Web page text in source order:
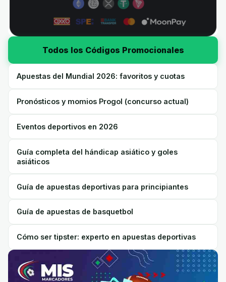
Todos los Códigos Promocionales
Apuestas del Mundial 2026: favoritos y cuotas
Pronósticos y momios Progol (concurso actual)
Eventos deportivos en 2026
Guía completa del hándicap asiático y goles
asiáticos
Guía de apuestas deportivas para principiantes
Guía de apuestas de basquetbol
Cómo ser tipster: experto en apuestas deportivas